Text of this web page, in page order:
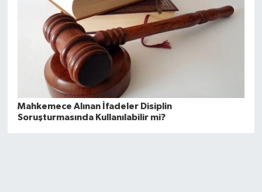
Mahkemece Alınan İfadeler Disiplin
Soruşturmasında Kullanılabilir mi?